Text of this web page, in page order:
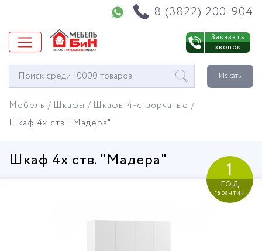
8 (3822) 200-904
Заказать
звонок
Окно
поиска
Искать
Мебель Шкафы
Шкафы 4-створчатые
Шкаф 4х ств. "Мадера"
Шкаф 4х ств. "Мадера" 1
год
гарантии